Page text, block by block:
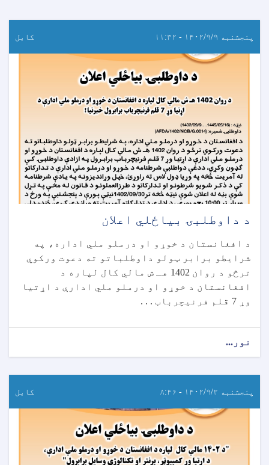
پنجشنبه ۱۴۰۲/۹/۹ - ۱۱:۳۲ کابل
د داوطلبۍ بیاځلي اعلان
د افغانستان د خوړو او درملو ملي اداره، په
شرایطو برابر ټولو داوطلباتو ته دعوت ورکوي
ترڅو د روان 1402 هـ ش مالي کال لپاره د
افغانستان د خوړو او درملو ملي ادارې د اړتیا
وړ 7 قلم فرنیچرباب . . .
نور...
پنجشنبه ۱۴۰۲/۹/۲ - ۸:۴۶ کابل